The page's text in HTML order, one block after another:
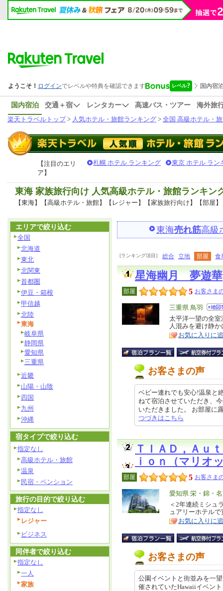
国内宿泊 交通＋宿 レンタカー 高速バス・ツアー
海外旅
楽天トラベルトップ> 人気ホテル・旅館ランキング > 全国 高級ホテル・
【注目のエリ
ア】
札幌 ホテル ランキング 東京 ホテル ラン
東海 家族旅行向け 人気高級ホテル・旅館ランキン
【東海】【高級ホテル・旅館】【レジャー】【家族旅行向け】【部屋】
東海売れ筋高級
[ランキング項目] 総合 立地 部屋 食
星海幽月 夢遊華
部屋 5 お客さま
エ
リ
ア
三重県 鳥羽
特
徴
太平洋一望の全
人混みを避け静
お気に入りに
お客さまの声
ベビー連れでも安心!温泉と
ねて宿泊させていただき、
いただきました。 お部屋
つづきはこちら
ＴＩＡＤ，Ａｕ
ｉｏｎ（マリオ
部屋 5 お客さま
エ
リ
ア
愛知県 栄・錦・
特
徴
＜2年連続ミシュ
ュアリーホテル
お気に入りに
お客さまの声
公園イベントと街並みを一
催されていたHawaiiイベン
エリアで絞り込む
全国
北海道
東北
北関東
首都圏
伊豆・箱根
甲信越
北陸
東海
岐阜県
静岡県
愛知県
三重県
近畿
山陽・山陰
四国
九州
沖縄
宿タイプで絞り込む
指定なし
高級ホテル・旅館
温泉
民宿・ペンション
旅行の目的で絞り込む
指定なし
レジャー
ビジネス
同伴者で絞り込む
指定なし
一人
家族